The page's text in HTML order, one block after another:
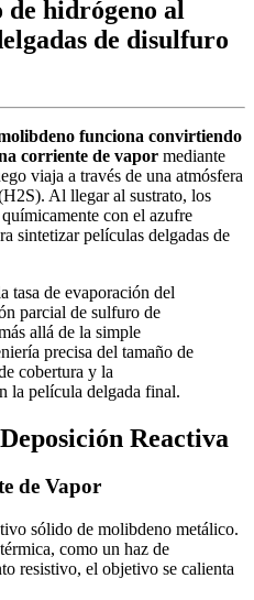
hidrógeno al
de disulfuro
funciona convirtiendo
corriente de vapor mediante
viaja a través de una atmósfera
Al llegar al sustrato, los
con el azufre
sintetizar películas delgadas de
tasa de evaporación del
parcial de sulfuro de
allá de la simple
precisa del tamaño de
cobertura y la
la película delgada final.
Reactiva
de Vapor
sólido de molibdeno metálico.
como un haz de
resistivo, el objetivo se calienta